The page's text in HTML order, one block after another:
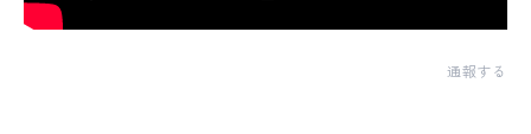
通報する